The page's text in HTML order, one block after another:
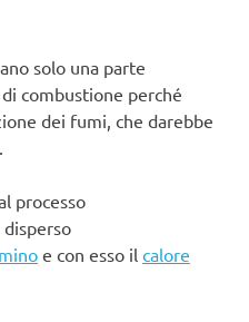
solo una parte
combustione perché
dei fumi, che darebbe
processo
e con esso il calore